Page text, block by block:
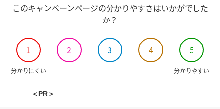
このキャンペーンページの分かりやすさはいかがでした
か？
1 2 3 4 5
分かりにくい 分かりやすい
＜PR＞